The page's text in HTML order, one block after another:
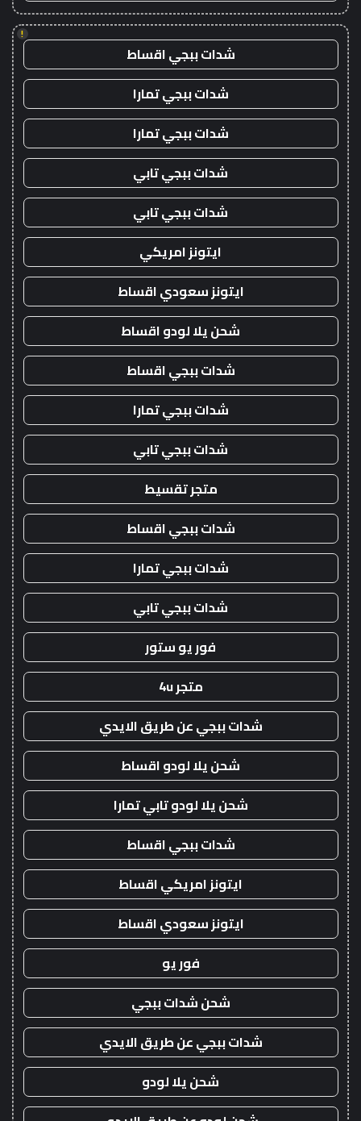
!
شدات ببجي اقساط
شدات ببجي تمارا
شدات ببجي تمارا
شدات ببجي تابي
شدات ببجي تابي
ايتونز امريكي
ايتونز سعودي اقساط
شحن يلا لودو اقساط
شدات ببجي اقساط
شدات ببجي تمارا
شدات ببجي تابي
متجر تقسيط
شدات ببجي اقساط
شدات ببجي تمارا
شدات ببجي تابي
فور يو ستور
متجر 4u
شدات ببجي عن طريق الايدي
شحن يلا لودو اقساط
شحن يلا لودو تابي تمارا
شدات ببجي اقساط
ايتونز امريكي اقساط
ايتونز سعودي اقساط
فور يو
شحن شدات ببجي
شدات ببجي عن طريق الايدي
شحن يلا لودو